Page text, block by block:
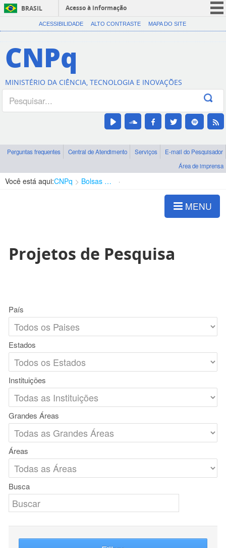
BRASIL
Acesso à informação
CORONAVÍRUS (COVID-19)
Canais
ACESSIBILIDADE ALTO CONTRASTE MAPA DO SITE
CNPq
MINISTÉRIO DA CIÊNCIA, TECNOLOGIA E INOVAÇÕES
Perguntas frequentes Central de Atendimento Serviços
E-mail do Pesquisador
Área de imprensa
Você está aqui:CNPq Bolsas e Auxílios Vigentes
MENU
Projetos de Pesquisa
País
Estados
Instituições
Grandes Áreas
Áreas
Busca